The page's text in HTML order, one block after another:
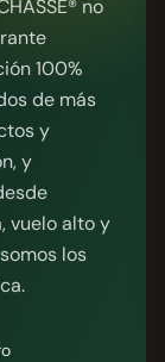
no
100%
de más
y
y
vuelo alto y
los